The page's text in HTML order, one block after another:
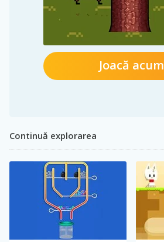
Joacă acum
Continuă explorarea